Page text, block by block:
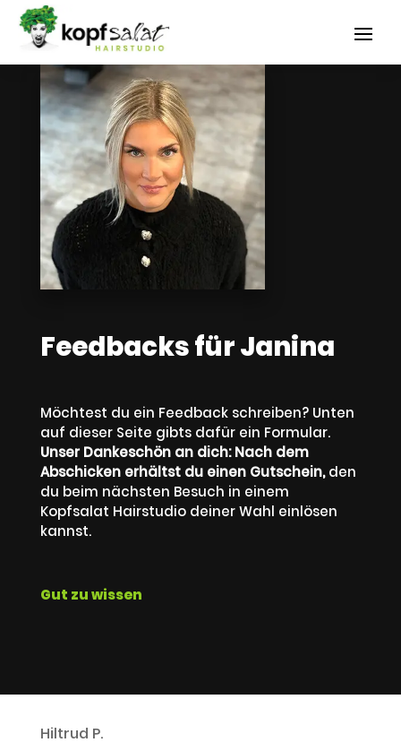
Feedbacks für Janina
Möchtest du ein Feedback schreiben? Unten
auf dieser Seite gibts dafür ein Formular.
Unser Dankeschön an dich: Nach dem
Abschicken erhältst du einen Gutschein,den
du beim nächsten Besuch in einem
Kopfsalat Hairstudio deiner Wahl einlösen
kannst.
Gut zu wissen
Hiltrud P.